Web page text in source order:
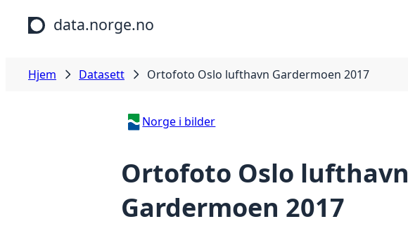
Hopp til hovedinnhold
data.norge.no
Hjem Datasett Ortofoto Oslo lufthavn Gardermoen 2017
Norge i bilder
Ortofoto Oslo lufthavn
Gardermoen 2017